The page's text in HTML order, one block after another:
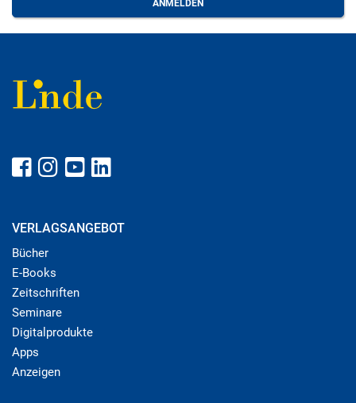
VERLAGSANGEBOT
Bücher
E-Books
Zeitschriften
Seminare
Digitalprodukte
Apps
Anzeigen